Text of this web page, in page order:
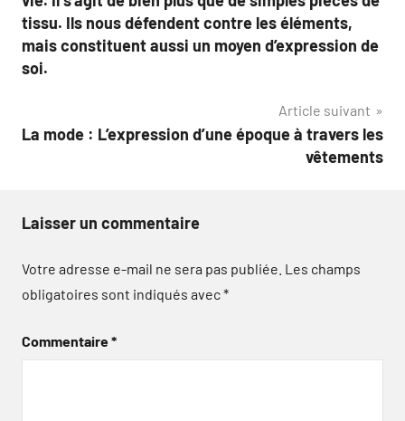
l’article
tissu. Ils nous défendent contre les éléments,
mais constituent aussi un moyen d’expression de
soi.
Article suivant
La mode : L’expression d’une époque à travers les
vêtements
Laisser un commentaire
Votre adresse e-mail ne sera pas publiée. Les champs
obligatoires sont indiqués avec*
Commentaire*